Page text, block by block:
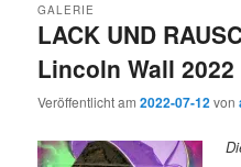
LACK UND
Lincoln Wall 2022
GALERIE
Veröffentlicht am2022-07-12von